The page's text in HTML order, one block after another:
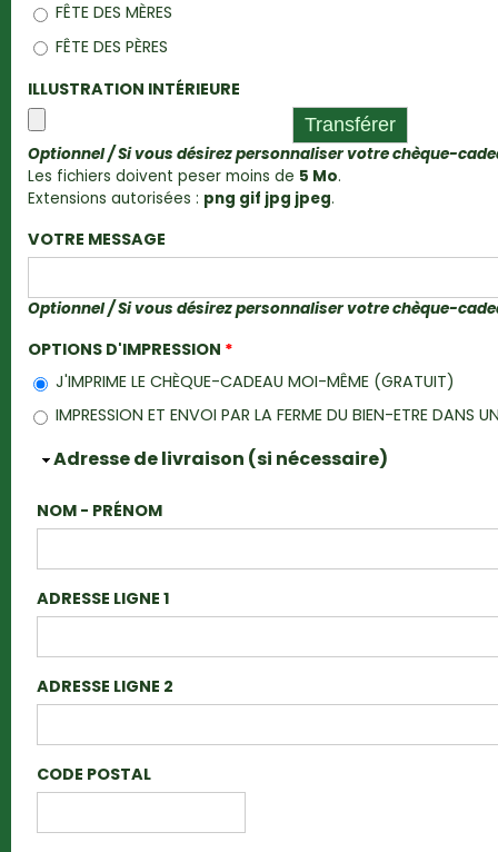
FÊTE DES MÈRES
FÊTE DES PÈRES
ILLUSTRATION INTÉRIEURE
Optionnel / Si vous désirez personnaliser votre chèque-
Les fichiers doivent peser moins de 5 Mo.
Extensions autorisées : png gif jpg jpeg.
VOTRE MESSAGE
Optionnel / Si vous désirez personnaliser votre chèque-
OPTIONS D'IMPRESSION *
J'IMPRIME LE CHÈQUE-CADEAU MOI-MÊME (GRATUIT)
IMPRESSION ET ENVOI PAR LA FERME DU BIEN-ETRE DANS
Masquer
Adresse de livraison (si nécessaire)
NOM - PRÉNOM
ADRESSE LIGNE 1
ADRESSE LIGNE 2
CODE POSTAL